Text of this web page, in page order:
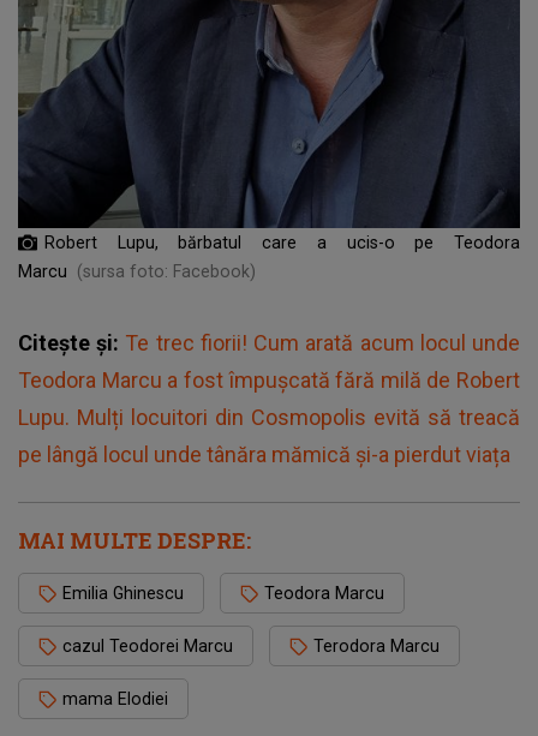
Robert Lupu, bărbatul care a ucis-o pe Teodora
Marcu
(sursa foto: Facebook)
Citește și: Te trec fiorii! Cum arată acum locul unde
Teodora Marcu a fost împușcată fără milă de Robert
Lupu. Mulți locuitori din Cosmopolis evită să treacă
pe lângă locul unde tânăra mămică și-a pierdut viața
MAI MULTE DESPRE:
Emilia Ghinescu Teodora Marcu
cazul Teodorei Marcu Terodora Marcu
mama Elodiei